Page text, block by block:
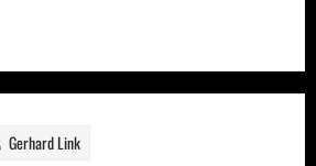
Gerhard Link